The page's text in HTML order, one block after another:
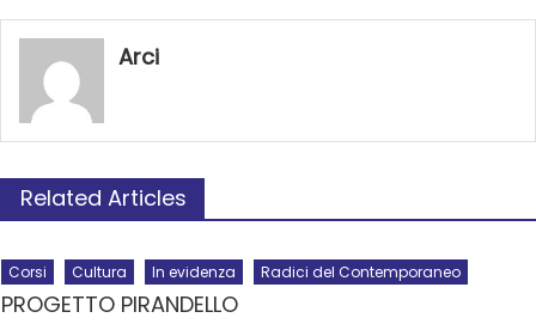
Arci
Related Articles
Corsi Cultura In evidenza Radici del Contemporaneo
PROGETTO PIRANDELLO